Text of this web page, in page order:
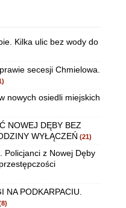
Kilka ulic bez wody do
secesji Chmielowa.
nowych osiedli miejskich
NOWEJ DĘBY BEZ
WYŁĄCZEŃ (21)
Policjanci z Nowej Dęby
NA PODKARPACIU.